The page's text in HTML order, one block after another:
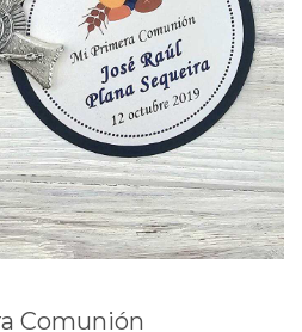
Comunión